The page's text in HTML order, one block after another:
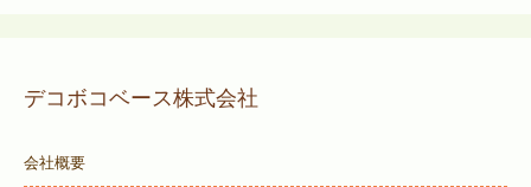
デコボコベース株式会社
会社概要